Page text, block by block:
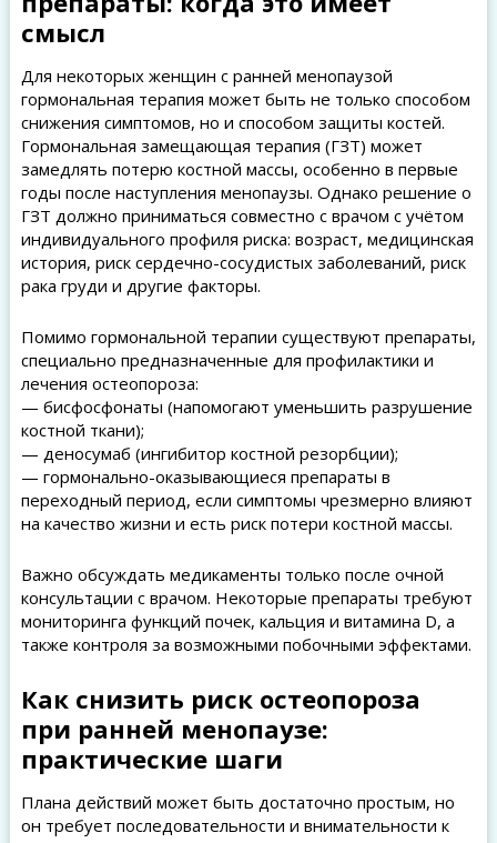
смысл
Для некоторых женщин с ранней менопаузой
гормональная терапия может быть не только способом
снижения симптомов, но и способом защиты костей.
Гормональная замещающая терапия (ГЗТ) может
замедлять потерю костной массы, особенно в первые
годы после наступления менопаузы. Однако решение о
ГЗТ должно приниматься совместно с врачом с учётом
индивидуального профиля риска: возраст, медицинская
история, риск сердечно-сосудистых заболеваний, риск
рака груди и другие факторы.
Помимо гормональной терапии существуют препараты,
специально предназначенные для профилактики и
лечения остеопороза:
— бисфосфонаты (напомогают уменьшить разрушение
костной ткани);
— деносумаб (ингибитор костной резорбции);
— гормонально-оказывающиеся препараты в
переходный период, если симптомы чрезмерно влияют
на качество жизни и есть риск потери костной массы.
Важно обсуждать медикаменты только после очной
консультации с врачом. Некоторые препараты требуют
мониторинга функций почек, кальция и витамина D, а
также контроля за возможными побочными эффектами.
Как снизить риск остеопороза
при ранней менопаузе:
практические шаги
Плана действий может быть достаточно простым, но
он требует последовательности и внимательности к